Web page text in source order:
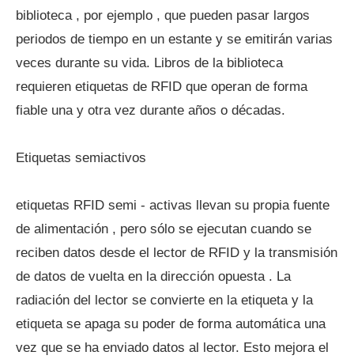
biblioteca , por ejemplo , que pueden pasar largos
periodos de tiempo en un estante y se emitirán varias
veces durante su vida. Libros de la biblioteca
requieren etiquetas de RFID que operan de forma
fiable una y otra vez durante años o décadas.
Etiquetas semiactivos
etiquetas RFID semi - activas llevan su propia fuente
de alimentación , pero sólo se ejecutan cuando se
reciben datos desde el lector de RFID y la transmisión
de datos de vuelta en la dirección opuesta . La
radiación del lector se convierte en la etiqueta y la
etiqueta se apaga su poder de forma automática una
vez que se ha enviado datos al lector. Esto mejora el